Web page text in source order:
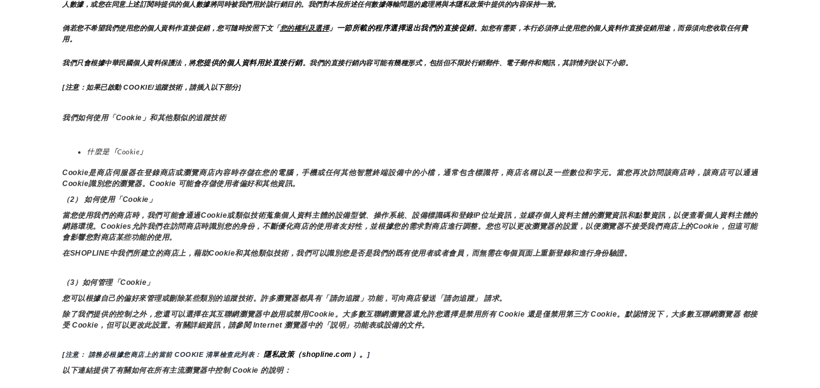
人數據，或您在同意上述訂閱時提供的個人數據將同時被我們用於該行銷目的。我們對本段所述任何數據傳輸問題的處理將與本隱私政策中提供的內容保持一致。
倘若您不希望我們使用您的個人資料作直接促銷，您可隨時按照下文「您的權利及選擇」一節所載的程序選擇退出我們的直接促銷。如您有需要，本行必須停止使用您的個人資料作直接促銷用途，而毋須向您收取任何費
用。
我們只會根據中華民國個人資料保護法，將您提供的個人資料用於直接行銷。我們的直接行銷內容可能有幾種形式，包括但不限於行銷郵件、電子郵件和簡訊，其詳情列於以下小節。
[注意：如果已啟動 COOKIE/追蹤技術，請插入以下部分]
我們如何使用「Cookie」和其他類似的追蹤技術
什麼是「Cookie」
Cookie是商店伺服器在登錄商店或瀏覽商店內容時存儲在您的電腦，手機或任何其他智慧終端設備中的小檔，通常包含標識符，商店名稱以及一些數位和字元。當您再次訪問該商店時，該商店可以通過
Cookie識別您的瀏覽器。Cookie 可能會存儲使用者偏好和其他資訊。
（2） 如何使用「Cookie」
當您使用我們的商店時，我們可能會通過Cookie或類似技術蒐集個人資料主體的設備型號、操作系統、設備標識碼和登錄IP位址資訊，並緩存個人資料主體的瀏覽資訊和點擊資訊，以便查看個人資料主體的
網路環境。Cookies允許我們在訪問商店時識別您的身份，不斷優化商店的使用者友好性，並根據您的需求對商店進行調整。您也可以更改瀏覽器的設置，以便瀏覽器不接受我們商店上的Cookie，但這可能
會影響您對商店某些功能的使用。
在SHOPLINE中我們所建立的商店上，藉助Cookie和其他類似技術，我們可以識別您是否是我們的既有使用者或者會員，而無需在每個頁面上重新登錄和進行身份驗證。
（3）如何管理「Cookie」
您可以根據自己的偏好來管理或刪除某些類別的追蹤技術。許多瀏覽器都具有「請勿追蹤」功能，可向商店發送「請勿追蹤」 請求。
除了我們提供的控制之外，您還可以選擇在其互聯網瀏覽器中啟用或禁用Cookie。大多數互聯網瀏覽器還允許您選擇是禁用所有 Cookie 還是僅禁用第三方 Cookie。默認情況下，大多數互聯網瀏覽器 都接
受 Cookie，但可以更改此設置。有關詳細資訊，請參閱 Internet 瀏覽器中的「説明」功能表或設備的文件。
[注意： 請務必根據您商店上的當前 COOKIE 清單檢查此列表： 隱私政策（shopline.com）。 ]
以下連結提供了有關如何在所有主流瀏覽器中控制 Cookie 的說明：